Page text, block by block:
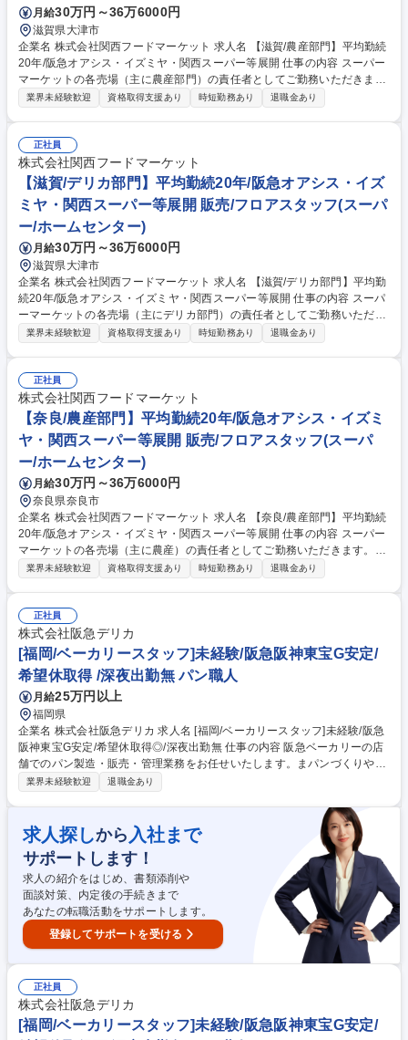
月給30万円～36万6000円
滋賀県大津市
企業名 株式会社関西フードマーケット 求人名 【滋賀/農産部門】平均勤続
20年/阪急オアシス・イズミヤ・関西スーパー等展開 仕事の内容 スーパー
マーケットの各売場（主に農産部門）の責任者としてご勤務いただきま
す。将来的には適性を考慮の上、様々な部署にてご活躍頂けるキャリアパ
売上予算 及び 利益予算達成のために、・販売計画、運営計画の立案 ・計
画に基づく日々の売場マネジメント ・数値面、取り組みに対する振り返り
・部門メンバーのシフト管理、労務管理 といった業務を担当部門内で実践
していただきます。 募集職種 【滋賀/農産部門】平均勤続20年/阪急オアシ
ス・イズミヤ・関西スーパー等展開
業界未経験歓迎 資格取得支援あり 時短勤務あり 退職金あり
正社員
株式会社関西フードマーケット
【滋賀/デリカ部門】平均勤続20年/阪急オアシス・イズ
ミヤ・関西スーパー等展開 販売/フロアスタッフ(スーパ
ー/ホームセンター)
月給30万円～36万6000円
滋賀県大津市
企業名 株式会社関西フードマーケット 求人名 【滋賀/デリカ部門】平均勤
続20年/阪急オアシス・イズミヤ・関西スーパー等展開 仕事の内容 スーパ
ーマーケットの各売場（主にデリカ部門）の責任者としてご勤務いただき
ます。将来的には適性を考慮の上、様々な部署にてご活躍頂けるキャリア
舗売上予算 及び 利益予算達成のために、・販売計画、運営計画の立案 ・
計画に基づく日々の売場マネジメント ・数値面、取り組みに対する振り返
り ・部門メンバーのシフト管理、労務管理 といった業務を担当部門内で
実践していただきます。 募集職種 【滋賀/デリカ部門】平均勤続20年/阪急
オアシス・イズミヤ・関西スーパー等展開
業界未経験歓迎 資格取得支援あり 時短勤務あり 退職金あり
正社員
株式会社関西フードマーケット
【奈良/農産部門】平均勤続20年/阪急オアシス・イズミ
ヤ・関西スーパー等展開 販売/フロアスタッフ(スーパ
ー/ホームセンター)
月給30万円～36万6000円
奈良県奈良市
企業名 株式会社関西フードマーケット 求人名 【奈良/農産部門】平均勤続
20年/阪急オアシス・イズミヤ・関西スーパー等展開 仕事の内容 スーパー
マーケットの各売場（主に農産）の責任者としてご勤務いただきます。将
来的には適性を考慮の上、様々な部署にてご活躍頂けるキャリアパスがご
算 及び 利益予算達成のために、・販売計画、運営計画の立案 ・計画に基
づく日々の売場マネジメント ・数値面、取り組みに対する振り返り ・部
門メンバーのシフト管理、労務管理 といった業務を担当部門内で実践して
いただきます。 募集職種 【奈良/農産部門】平均勤続20年/阪急オアシス・
イズミヤ・関西スーパー等展開
業界未経験歓迎 資格取得支援あり 時短勤務あり 退職金あり
正社員
株式会社阪急デリカ
[福岡/ベーカリースタッフ]未経験/阪急阪神東宝G安定/
希望休取得 /深夜出勤無 パン職人
月給25万円以上
福岡県
企業名 株式会社阪急デリカ 求人名 [福岡/ベーカリースタッフ]未経験/阪急
阪神東宝G安定/希望休取得◎/深夜出勤無 仕事の内容 阪急ベーカリーの店
舗でのパン製造・販売・管理業務をお任せいたします。まパンづくりや接
客等、基本業務の経験を経て、将来的にはマネジメント業務などの店舗運
など）/分割⇒成型⇒焼成⇒仕上げ/接客＆販売業務/売り場づくり/製造計画/
発注業務/売上管理/アルバイト育成など ～店舗内で成型・焼成・仕上げを
行うため、おいしいパンが作れるかはスタッフの腕の見せどころです！～
【キャリアパス】一人で店舗をまわせるようになれば、最短で半年で店長
になった方もいらっしゃいます。 募集職種 [福岡/ベーカリースタッフ]未経
験/阪急阪神東宝G安定/希望休取得◎/深夜出勤無
業界未経験歓迎 退職金あり
求人探しから 入社まで
サポートします！
求人の紹介をはじめ、書類添削や
面談対策、内定後の手続きまで
あなたの転職活動をサポートします。
登録してサポートを受ける
正社員
株式会社阪急デリカ
[福岡/ベーカリースタッフ]未経験/阪急阪神東宝G安定/